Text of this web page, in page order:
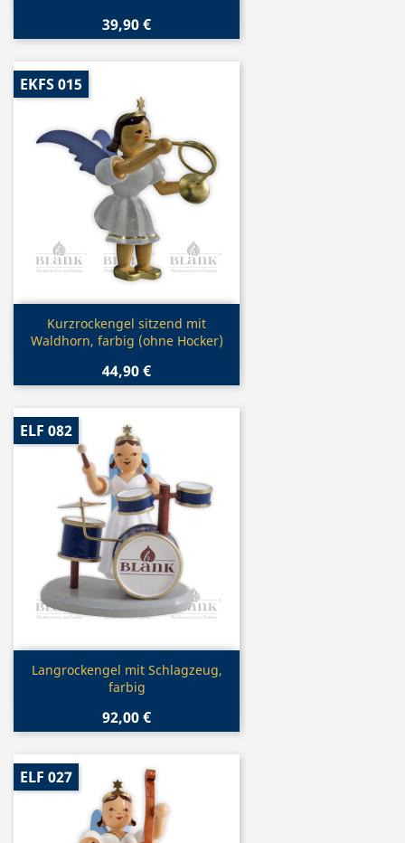
39,90 €
Vorschau
Kurzrockengel sitzend mit
Waldhorn, farbig (ohne Hocker)
44,90 €
EKFS 015
Vorschau
Langrockengel mit Schlagzeug,
farbig
92,00 €
ELF 082
ELF 027